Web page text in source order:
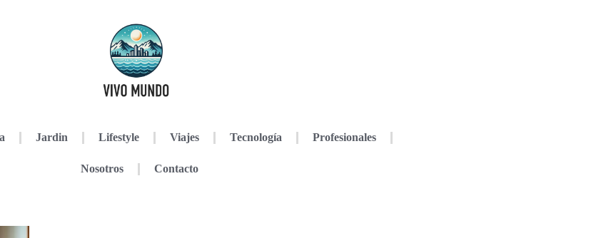
Jardin Lifestyle Viajes Tecnología Profesionales
Nosotros Contacto